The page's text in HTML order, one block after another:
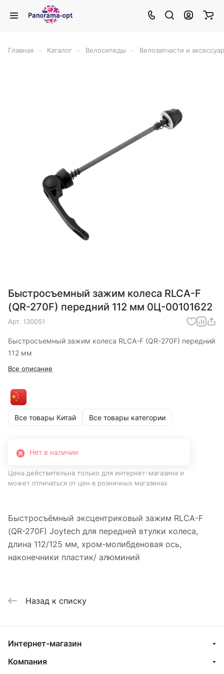
Главная Каталог Велосипеды Велозапчасти и
Быстросъемный зажим колеса RLCA-F
(QR-270F) передний 112 мм 0Ц-00101622
Арт. 130051
Быстросъемный зажим колеса RLCA-F (QR-270F) передний
112 мм
Все описание
Все товары Китай Все товары категории
Нет в наличии
Цена действительна только для интернет-магазина и
может отличаться от цен в розничных магазинах
Быстросъёмный эксцентриковый зажим RLCA-F
(QR-270F) Joytech для передней втулки колеса,
длина 112/125 мм, хром-молибденовая ось,
наконечники пластик/ алюминий
Назад к списку
Интернет-магазин
Компания